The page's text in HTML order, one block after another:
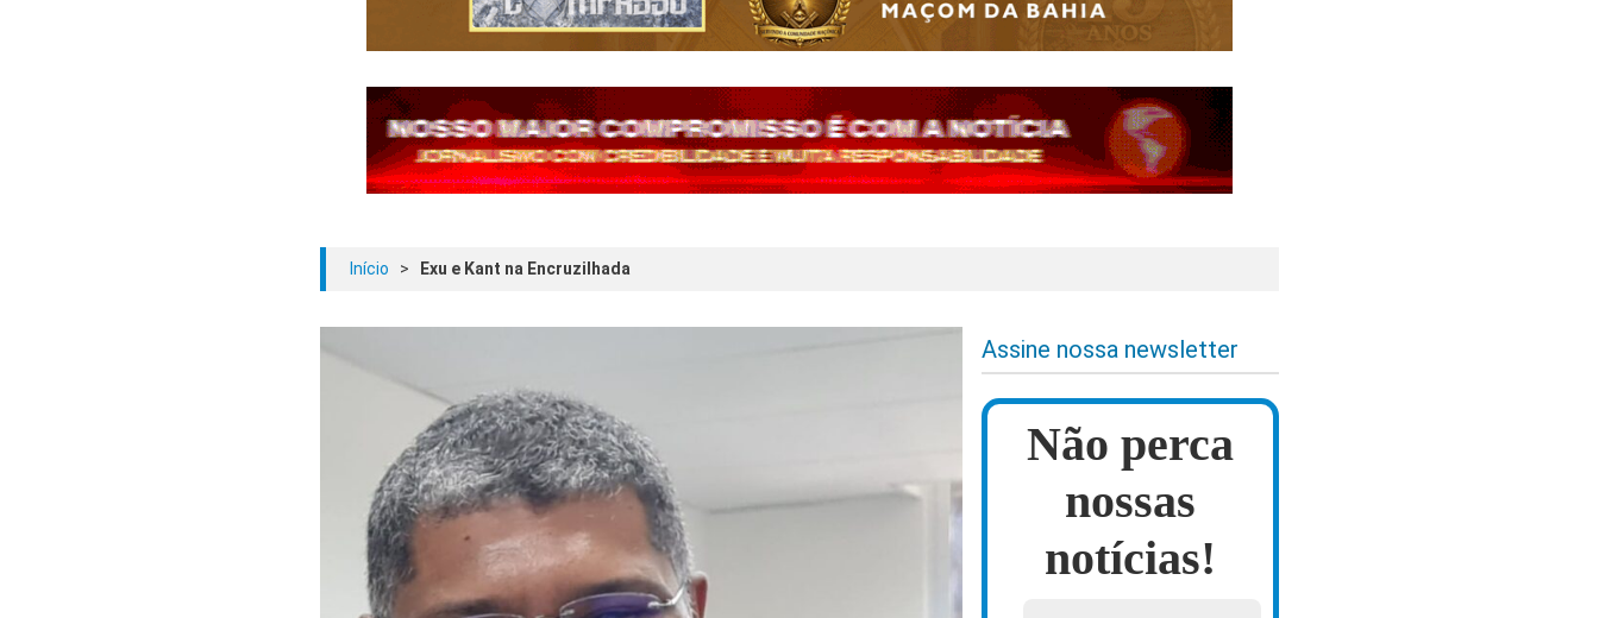
Início > Exu e Kant na Encruzilhada
Assine nossa newsletter
Não perca
nossas
notícias!